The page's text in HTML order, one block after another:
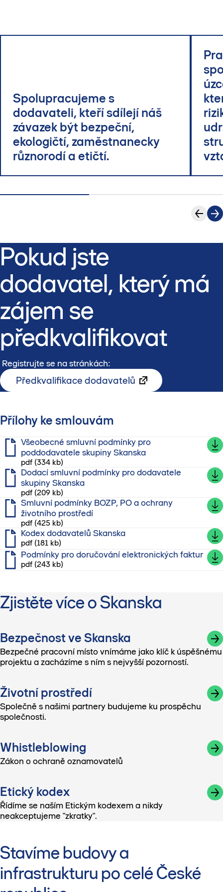
Spolupracujeme s
dodavateli, kteří sdílejí náš
závazek být bezpeční,
ekologičtí, zaměstnanecky
různorodí a etičtí.
Pokud jste
dodavatel, který má
zájem se
předkvalifikovat
Registrujte se na stránkách:
Předkvalifikace dodavatelů
Přílohy ke smlouvám
Všeobecné smluvní podmínky pro
poddodavatele skupiny Skanska
pdf (334 kb)
Dodací smluvní podmínky pro dodavatele
skupiny Skanska
pdf (209 kb)
Smluvní podmínky BOZP, PO a ochrany
životního prostředí
pdf (425 kb)
Kodex dodavatelů Skanska
pdf (181 kb)
Podmínky pro doručování elektronických faktur
pdf (243 kb)
Zjistěte více o Skanska
Bezpečnost ve Skanska
Bezpečné pracovní místo vnímáme jako klíč k úspěšnému
projektu a zacházíme s ním s nejvyšší pozorností.
Životní prostředí
Společně s našimi partnery budujeme ku prospěchu
společnosti.
Whistleblowing
Zákon o ochraně oznamovatelů
Etický kodex
Řídíme se naším Etickým kodexem a nikdy
neakceptujeme "zkratky".
Stavíme budovy a
infrastrukturu po celé České